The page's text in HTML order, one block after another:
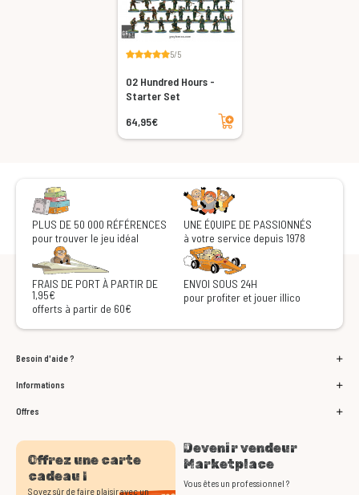
5/5
02 Hundred Hours -
Starter Set
64,95€
Ajouter au panier
PLUS DE 50 000 RÉFÉRENCES
pour trouver le jeu idéal
UNE ÉQUIPE DE PASSIONNÉS
à votre service depuis 1978
FRAIS DE PORT À PARTIR DE
1,95€
offerts à partir de 60€
ENVOI SOUS 24H
pour profiter et jouer illico
Besoin d'aide ?
Informations
Offres
Offrez une carte
cadeau !
Soyez sûr de faire plaisir avec un
Devenir vendeur
Marketplace
Vous êtes un professionnel ?